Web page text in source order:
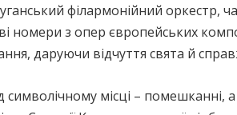
філармонійний оркестр,
номери з опер європейських
даруючи відчуття свята й
символічному місці – помешканні, а